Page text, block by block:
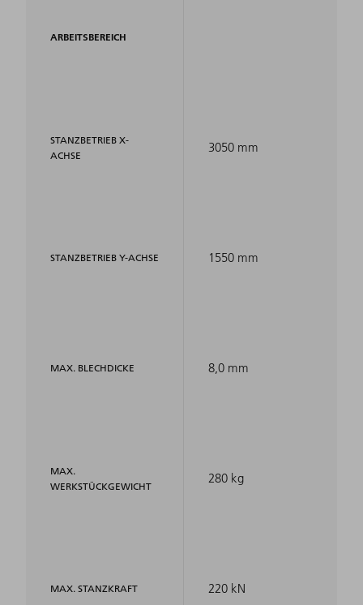
ARBEITSBEREICH
STANZBETRIEB X-
ACHSE
STANZBETRIEB Y-ACHSE
MAX. BLECHDICKE
MAX.
WERKSTÜCKGEWICHT
MAX. STANZKRAFT
3050 mm
1550 mm
8,0 mm
280 kg
220 kN